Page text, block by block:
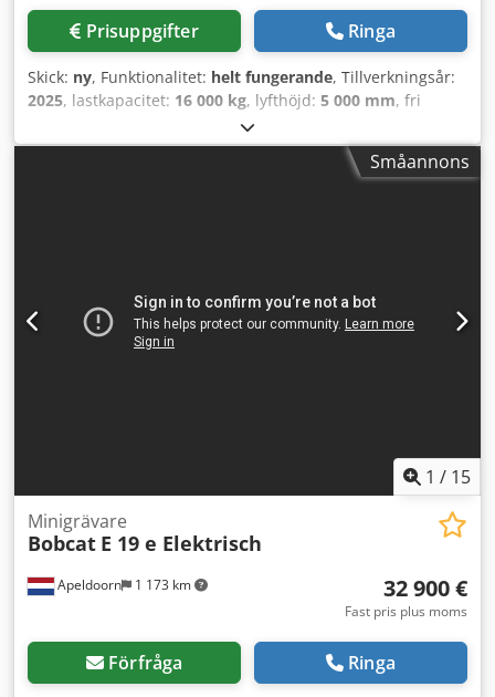
Prisuppgifter Ringa
Skick: ny, Funktionalitet: helt fungerande, Tillverkningsår:
2025, lastkapacitet: 16 000 kg, lyfthöjd: 5 000 mm, fri
, bränsletyp:
byggnadshöjd:3 360 mm, gaffellängd:2 400 mm, drivtyp:
, Dieseltruck Lastcentrum: 600 ISO-klass: ISO klass 4
3:e ventil, 4:e ventil, arbetsstrålkastare bak,
arbetsstrålkastare fram, värmare, fullhytt, CE-certifikat,
våg, tvillingdäck, Safety Light, ytterbackspeglar,
sidoförskjutningsventil. Dcedoy Up S Eepfx Amkek
Småannons
1 / 15
Apeldoorn 1 173 km
Minigrävare
Bobcat E 19 e Elektrisch
32 900 €
Fast pris plus moms
Förfråga Ringa